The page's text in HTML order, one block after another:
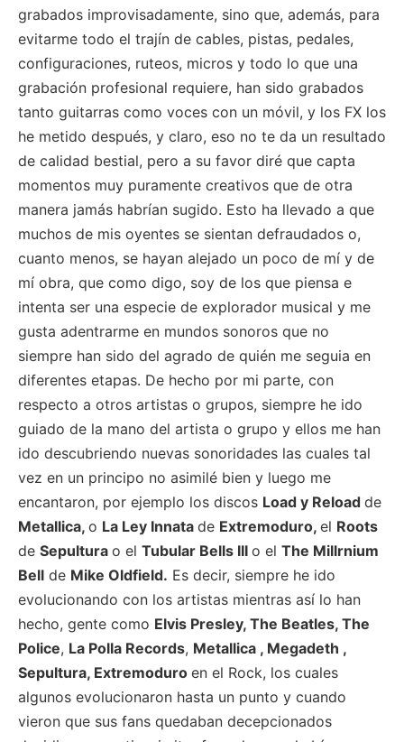
grabados improvisadamente, sino que, además, para
evitarme todo el trajín de cables, pistas, pedales,
configuraciones, ruteos, micros y todo lo que una
grabación profesional requiere, han sido grabados
tanto guitarras como voces con un móvil, y los FX los
he metido después, y claro, eso no te da un resultado
de calidad bestial, pero a su favor diré que capta
momentos muy puramente creativos que de otra
manera jamás habrían sugido. Esto ha llevado a que
muchos de mis oyentes se sientan defraudados o,
cuanto menos, se hayan alejado un poco de mí y de
mí obra, que como digo, soy de los que piensa e
intenta ser una especie de explorador musical y me
gusta adentrarme en mundos sonoros que no
siempre han sido del agrado de quién me seguia en
diferentes etapas. De hecho por mi parte, con
respecto a otros artistas o grupos, siempre he ido
guiado de la mano del artista o grupo y ellos me han
ido descubriendo nuevas sonoridades las cuales tal
vez en un principo no asimilé bien y luego me
encantaron, por ejemplo los discos Load y Reload de
Metallica, o La Ley Innata de Extremoduro, el Roots
de Sepultura o el Tubular Bells III o el The Millrnium
Bell de Mike Oldfield. Es decir, siempre he ido
evolucionando con los artistas mientras así lo han
hecho, gente como Elvis Presley, The Beatles, The
Police, La Polla Records, Metallica , Megadeth ,
Sepultura, Extremoduro en el Rock, los cuales
algunos evolucionaron hasta un punto y cuando
vieron que sus fans quedaban decepcionados